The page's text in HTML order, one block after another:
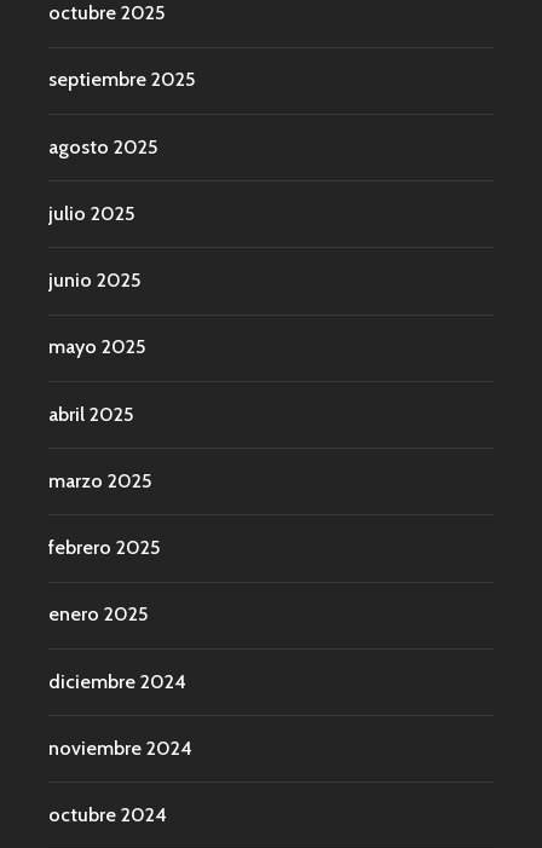
octubre 2025
septiembre 2025
agosto 2025
julio 2025
junio 2025
mayo 2025
abril 2025
marzo 2025
febrero 2025
enero 2025
diciembre 2024
noviembre 2024
octubre 2024